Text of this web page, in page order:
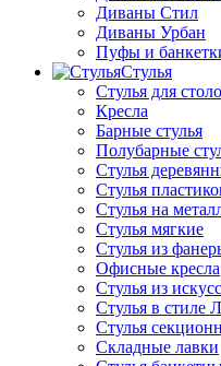
Диваны Стил
Диваны Урбан
Пуфы и
Стулья
Стулья для
Кресла
Барные стулья
Полубарные
Стулья
Стулья
Стулья на
Стулья мягкие
Стулья из
Офисные кресла
Стулья из
Стулья в
Стулья
Складные лавки